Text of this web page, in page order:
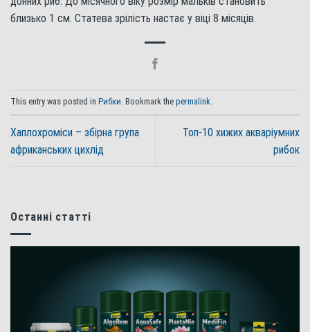
близько 1 см. Статева зрілість настає у віці 8 місяців.
This entry was posted in Рибки. Bookmark the permalink.
Хаплохроміси – збірна група
африканських цихлід
Топ-10 хижих акваріумних
рибок
Останні статті